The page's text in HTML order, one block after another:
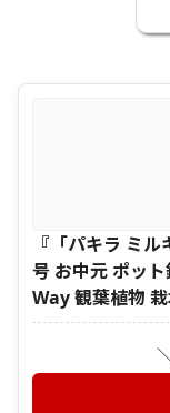
『「パキラ ミ
号 お中元 ポッ
Way 観葉植物